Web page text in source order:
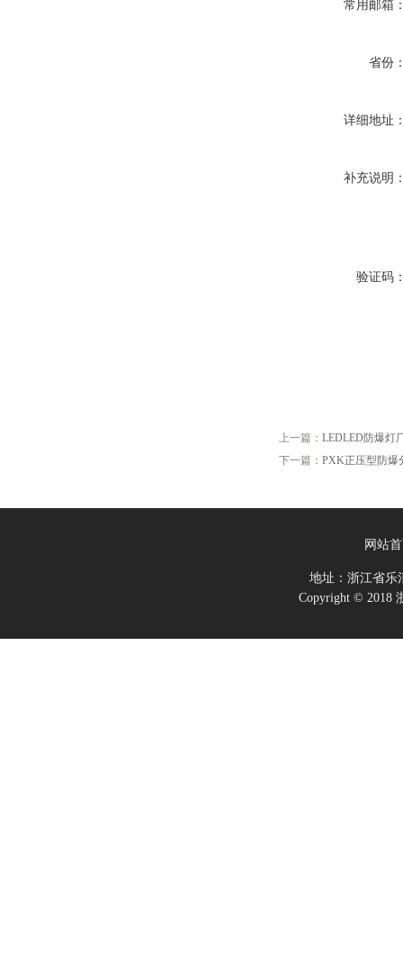
常用邮箱
省份
详细地址
补充说明
验证码
上一篇： LEDLED防爆灯
下一篇： PXK正压型防爆
网站
地址：浙江省
Copyright © 2018